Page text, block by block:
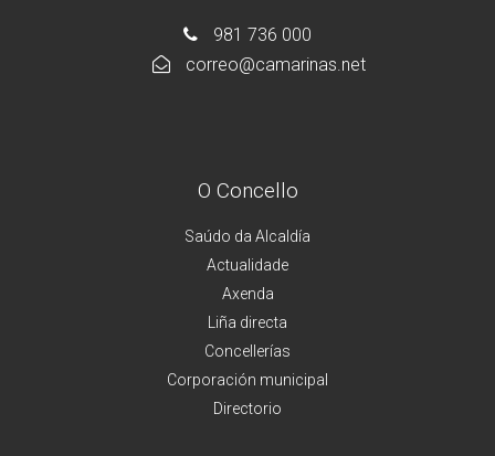
981 736 000
correo@camarinas.net
O Concello
Saúdo da Alcaldía
Actualidade
Axenda
Liña directa
Concellerías
Corporación municipal
Directorio